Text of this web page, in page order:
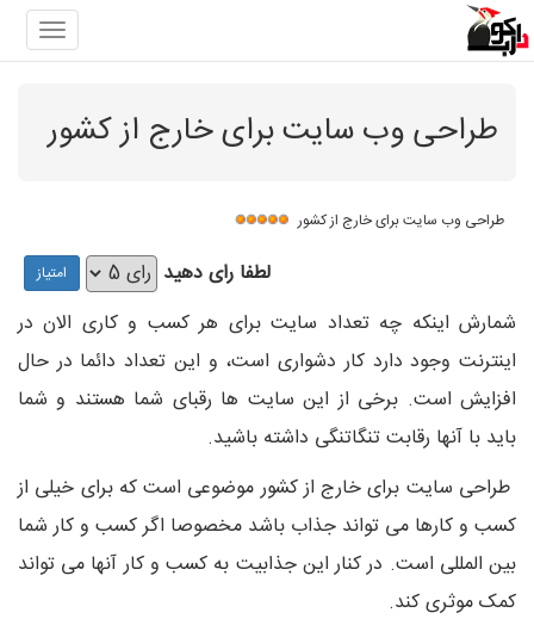
طراحی وب سایت برای خارج از کشور
طراحی وب سایت برای خارج از کشور
لطفا رای دهید
شمارش اینکه چه تعداد سایت برای هر کسب و کاری الان در
اینترنت وجود دارد کار دشواری است، و این تعداد دائما در حال
افزایش است. برخی از این سایت ها رقبای شما هستند و شما
باید با آنها رقابت تنگاتنگی داشته باشید.
طراحی سایت برای خارج از کشور موضوعی است که برای خیلی از
کسب و کارها می تواند جذاب باشد مخصوصا اگر کسب و کار شما
بین المللی است. در کنار این جذابیت به کسب و کار آنها می تواند
کمک موثری کند.